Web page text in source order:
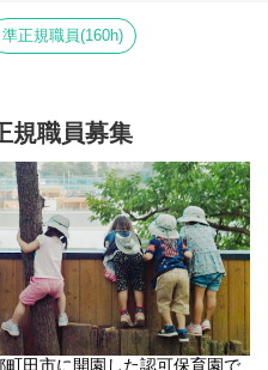
準正規職員(160h)
規職員募集
田市に開園した認可保育園で